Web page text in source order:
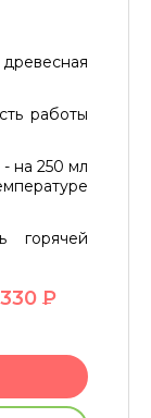
работы
на 250 мл
горячей
P